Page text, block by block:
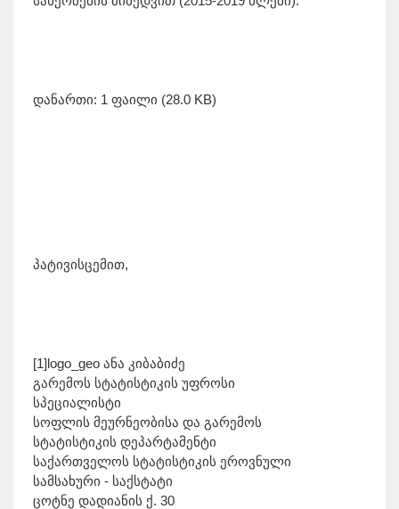
დანართი: 1 ფაილი (28.0 KB)
პატივისცემით,
[1]logo_geo ანა კიბაბიძე
გარემოს სტატისტიკის უფროსი
სპეციალისტი
სოფლის მეურნეობისა და გარემოს
სტატისტიკის დეპარტამენტი
საქართველოს სტატისტიკის ეროვნული
სამსახური - საქსტატი
ცოტნე დადიანის ქ. 30